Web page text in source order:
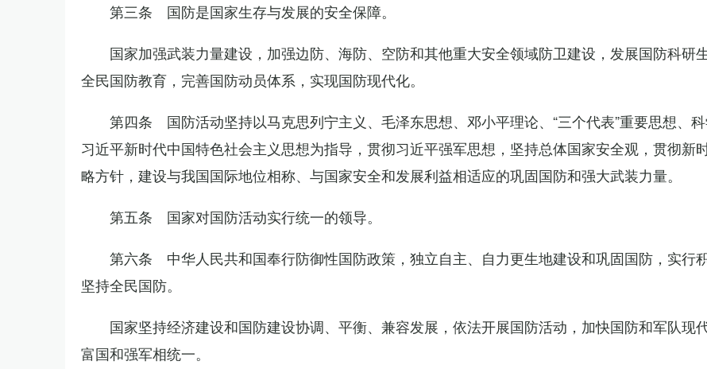
第三条 国防是国家生存与发展的安全保障。
国家加强武装力量建设，加强边防、海防、空防和其他重大安全领域防卫建设，发展国防科研
全民国防教育，完善国防动员体系，实现国防现代化。
第四条 国防活动坚持以马克思列宁主义、毛泽东思想、邓小平理论、“三个代表”重要思想、科
习近平新时代中国特色社会主义思想为指导，贯彻习近平强军思想，坚持总体国家安全观，贯彻新
略方针，建设与我国国际地位相称、与国家安全和发展利益相适应的巩固国防和强大武装力量。
第五条 国家对国防活动实行统一的领导。
第六条 中华人民共和国奉行防御性国防政策，独立自主、自力更生地建设和巩固国防，实行
坚持全民国防。
国家坚持经济建设和国防建设协调、平衡、兼容发展，依法开展国防活动，加快国防和军队现
富国和强军相统一。